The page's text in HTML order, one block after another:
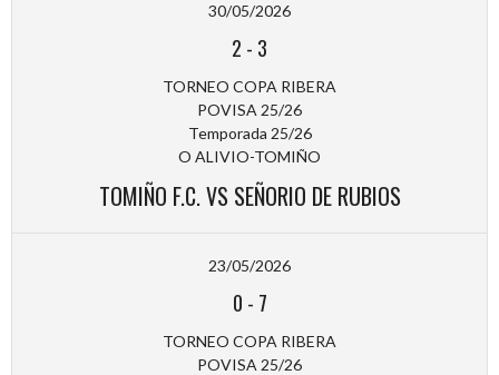
30/05/2026
2 - 3
TORNEO COPA RIBERA
POVISA 25/26
Temporada 25/26
O ALIVIO-TOMIÑO
TOMIÑO F.C. VS SEÑORIO DE RUBIOS
23/05/2026
0 - 7
TORNEO COPA RIBERA
POVISA 25/26